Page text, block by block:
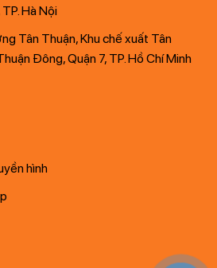
Hà Nội
Tân Thuận, Khu chế xuất Tân
Đông, Quận 7, TP. Hồ Chí Minh
hình